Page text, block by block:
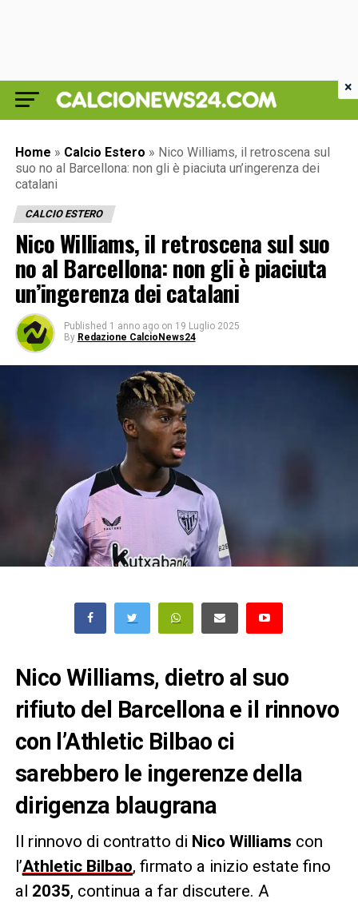
Home » Calcio Estero » Nico Williams, il retroscena sul
suo no al Barcellona: non gli è piaciuta un’ingerenza dei
catalani
CALCIO ESTERO
Nico Williams, il retroscena sul suo
no al Barcellona: non gli è piaciuta
un’ingerenza dei catalani
Published 1 anno ago on 19 Luglio 2025
By Redazione CalcioNews24
Nico Williams, dietro al suo
rifiuto del Barcellona e il rinnovo
con l’Athletic Bilbao ci
sarebbero le ingerenze della
dirigenza blaugrana
Il rinnovo di contratto di Nico Williams con
l’Athletic Bilbao, firmato a inizio estate fino
al 2035, continua a far discutere. A
×